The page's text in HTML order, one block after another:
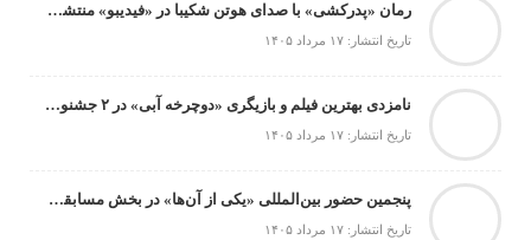
رمان «پدرکشی» با صدای هوتن شکیبا در «فیدیبو» منتشر شد
تاریخ انتشار: ۱۷ مرداد ۱۴۰۵
نامزدی بهترین فیلم و بازیگری «دوچرخه آبی» در ۲ جشنواره جهانی/ نمایش فیلم در ۳ جشنواره دیگر
تاریخ انتشار: ۱۷ مرداد ۱۴۰۵
پنجمین حضور بین‌المللی «یکی از آن‌ها» در بخش مسابقه جشنواره بین‌المللی Cinétoile تونس
تاریخ انتشار: ۱۷ مرداد ۱۴۰۵